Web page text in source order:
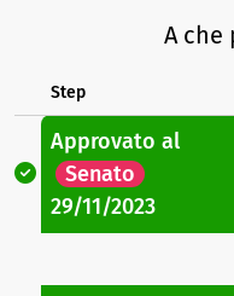
A che
Step
Approvato al
Senato
29/11/2023